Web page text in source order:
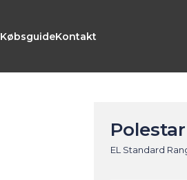
KøbsguideKontakt
EL Standard